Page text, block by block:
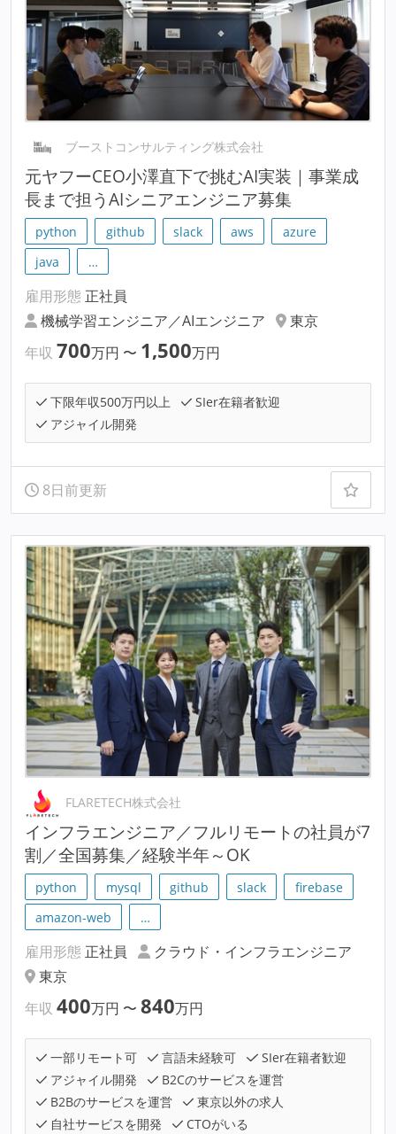
ブーストコンサルティング株式会社
元ヤフーCEO小澤直下で挑むAI実装｜事業成
長まで担うAIシニアエンジニア募集
python github slack aws
azure
java
…
雇用形態 正社員
機械学習エンジニア／AIエンジニア
東京
年収 700万円 〜 1,500万円
下限年収500万円以上
SIer在籍者歓迎
アジャイル開発
8日前更新
FLARETECH株式会社
インフラエンジニア／フルリモートの社員が7
割／全国募集／経験半年～OK
python mysql github slack
firebase
amazon-web
…
雇用形態 正社員
クラウド・インフラエンジニア
東京
年収 400万円 〜 840万円
一部リモート可 言語未経験可
SIer在籍者歓迎
アジャイル開発
B2Cのサービスを運営
B2Bのサービスを運営
東京以外の求人
自社サービスを開発
CTOがいる